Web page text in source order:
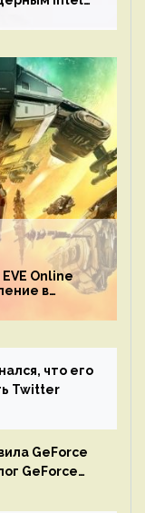
Online
в
что его
Twitter
GeForce
GeForce